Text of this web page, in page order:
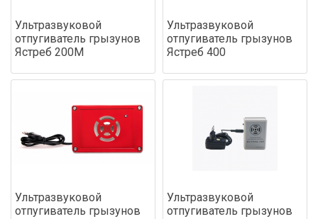
Ультразвуковой
отпугиватель грызунов
Ястреб 200М
Ультразвуковой
отпугиватель грызунов
Ястреб 400
Ультразвуковой
отпугиватель грызунов
Ультразвуковой
отпугиватель грызунов